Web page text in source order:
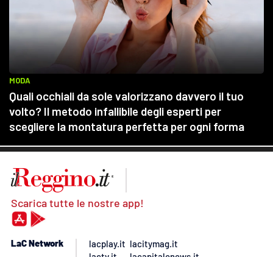
Scarica tutte le nostre app!
LaC Network
lacplay.it lacitymag.it